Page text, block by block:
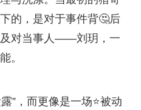
的，是对于事件背🤔后
及对当事人——刘玥，一
。
”，而更像是一场⭐被动